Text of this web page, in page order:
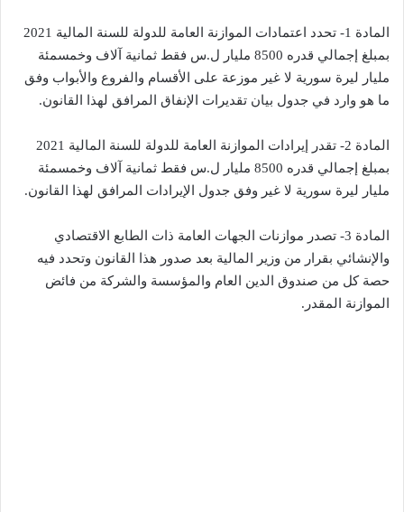
المادة 1- تحدد اعتمادات الموازنة العامة للدولة للسنة المالية 2021
بمبلغ إجمالي قدره 8500 مليار ل.س فقط ثمانية آلاف وخمسمئة
مليار ليرة سورية لا غير موزعة على الأقسام والفروع والأبواب وفق
ما هو وارد في جدول بيان تقديرات الإنفاق المرافق لهذا القانون.
المادة 2- تقدر إيرادات الموازنة العامة للدولة للسنة المالية 2021
بمبلغ إجمالي قدره 8500 مليار ل.س فقط ثمانية آلاف وخمسمئة
مليار ليرة سورية لا غير وفق جدول الإيرادات المرافق لهذا القانون.
المادة 3- تصدر موازنات الجهات العامة ذات الطابع الاقتصادي
والإنشائي بقرار من وزير المالية بعد صدور هذا القانون وتحدد فيه
حصة كل من صندوق الدين العام والمؤسسة والشركة من فائض
الموازنة المقدر.